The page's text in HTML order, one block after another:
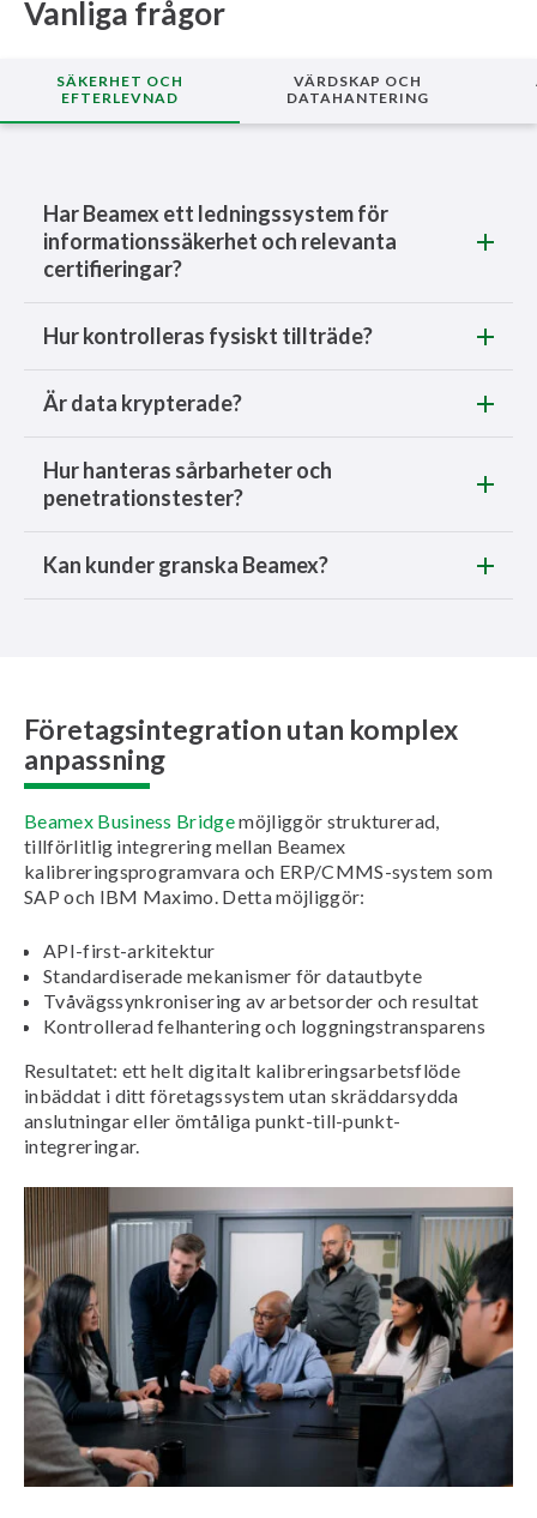
Vanliga frågor
SÄKERHET OCH
EFTERLEVNAD
VÄRDSKAP OCH
DATAHANTERING
Har Beamex ett ledningssystem för
informationssäkerhet och relevanta
certifieringar?
Hur kontrolleras fysiskt tillträde?
Är data krypterade?
Hur hanteras sårbarheter och
penetrationstester?
Kan kunder granska Beamex?
Företagsintegration utan komplex
anpassning
Beamex Business Bridgemöjliggör strukturerad,
tillförlitlig integrering mellan Beamex
kalibreringsprogramvara och ERP/CMMS-system som
SAP och IBM Maximo. Detta möjliggör:
API-first-arkitektur
Standardiserade mekanismer för datautbyte
Tvåvägssynkronisering av arbetsorder och resultat
Kontrollerad felhantering och loggningstransparens
Resultatet: ett helt digitalt kalibreringsarbetsflöde
inbäddat i ditt företagssystem utan skräddarsydda
anslutningar eller ömtåliga punkt-till-punkt-
integreringar.